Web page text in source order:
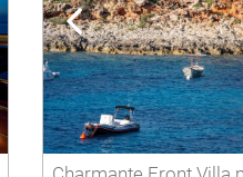
CIUTADELLA
Gemeinschaftspool
Haustiere sind erlaubt
Heizung
Internet